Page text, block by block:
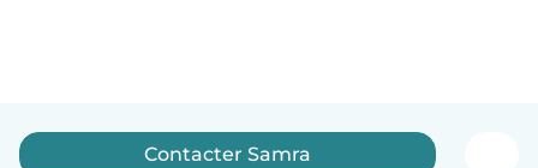
Contacter Samra